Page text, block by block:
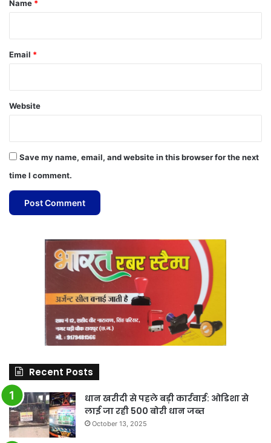
Name *
Email *
Website
Save my name, email, and website in this browser for the next
time I comment.
Recent Posts
धान खरीदी से पहले बड़ी कार्रवाई: ओडिशा से
लाई जा रही 500 बोरी धान जब्त
October 13, 2025